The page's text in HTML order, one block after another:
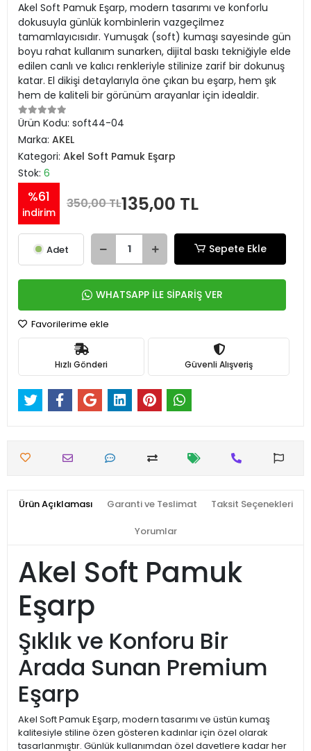
Akel Soft Pamuk Eşarp, modern tasarımı ve konforlu
dokusuyla günlük kombinlerin vazgeçilmez
tamamlayıcısıdır. Yumuşak (soft) kumaşı sayesinde gün
boyu rahat kullanım sunarken, dijital baskı tekniğiyle elde
edilen canlı ve kalıcı renkleriyle stilinize zarif bir dokunuş
katar. El dikişi detaylarıyla öne çıkan bu eşarp, hem şık
hem de kaliteli bir görünüm arayanlar için idealdir.
Ürün Kodu: soft44-04
Marka: AKEL
Kategori: Akel Soft Pamuk Eşarp
Stok: 6
%61
indirim
350,00 TL135,00 TL
Adet Sepete Ekle
WHATSAPP İLE SİPARİŞ VER
Favorilerime ekle
Hızlı Gönderi Güvenli Alışveriş
Ürün Açıklaması Garanti ve Teslimat Taksit Seçenekleri
Yorumlar
Akel Soft Pamuk
Eşarp
Şıklık ve Konforu Bir
Arada Sunan Premium
Eşarp
Akel Soft Pamuk Eşarp, modern tasarımı ve üstün kumaş
kalitesiyle stiline özen gösteren kadınlar için özel olarak
tasarlanmıştır. Günlük kullanımdan özel davetlere kadar her